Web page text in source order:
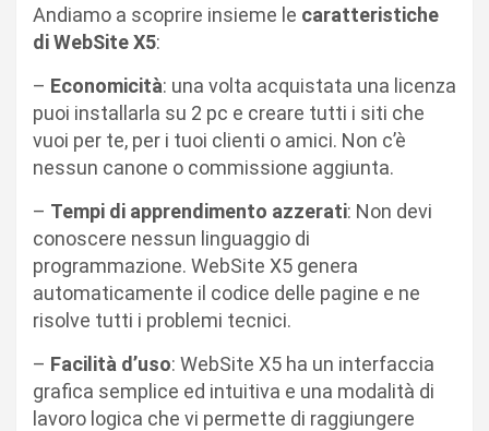
Andiamo a scoprire insieme le caratteristiche
di WebSite X5:
– Economicità: una volta acquistata una licenza
puoi installarla su 2 pc e creare tutti i siti che
vuoi per te, per i tuoi clienti o amici. Non c’è
nessun canone o commissione aggiunta.
– Tempi di apprendimento azzerati: Non devi
conoscere nessun linguaggio di
programmazione. WebSite X5 genera
automaticamente il codice delle pagine e ne
risolve tutti i problemi tecnici.
– Facilità d’uso: WebSite X5 ha un interfaccia
grafica semplice ed intuitiva e una modalità di
lavoro logica che vi permette di raggiungere